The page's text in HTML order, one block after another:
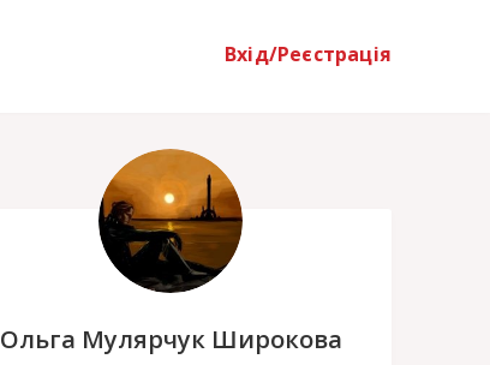
Вхід/Реєстрація
Ольга Мулярчук Широкова